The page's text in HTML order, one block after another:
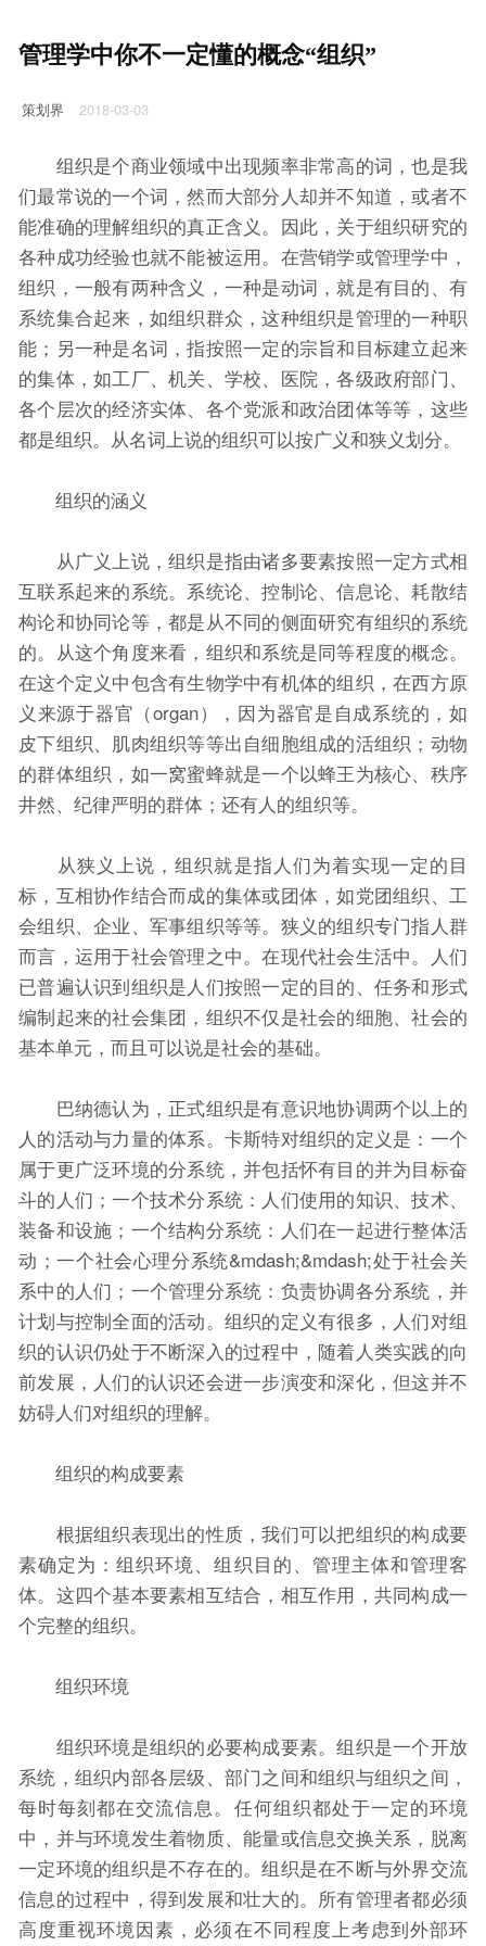
管理学中你不一定懂的概念“组织”
策划界 2018-03-03
组织是个商业领域中出现频率非常高的词，也是我
们最常说的一个词，然而大部分人却并不知道，或者不
能准确的理解组织的真正含义。因此，关于组织研究的
各种成功经验也就不能被运用。在营销学或管理学中，
组织，一般有两种含义，一种是动词，就是有目的、有
系统集合起来，如组织群众，这种组织是管理的一种职
能；另一种是名词，指按照一定的宗旨和目标建立起来
的集体，如工厂、机关、学校、医院，各级政府部门、
各个层次的经济实体、各个党派和政治团体等等，这些
都是组织。从名词上说的组织可以按广义和狭义划分。
组织的涵义
从广义上说，组织是指由诸多要素按照一定方式相
互联系起来的系统。系统论、控制论、信息论、耗散结
构论和协同论等，都是从不同的侧面研究有组织的系统
的。从这个角度来看，组织和系统是同等程度的概念。
在这个定义中包含有生物学中有机体的组织，在西方原
义来源于器官（organ），因为器官是自成系统的，如
皮下组织、肌肉组织等等出自细胞组成的活组织；动物
的群体组织，如一窝蜜蜂就是一个以蜂王为核心、秩序
井然、纪律严明的群体；还有人的组织等。
从狭义上说，组织就是指人们为着实现一定的目
标，互相协作结合而成的集体或团体，如党团组织、工
会组织、企业、军事组织等等。狭义的组织专门指人群
而言，运用于社会管理之中。在现代社会生活中。人们
已普遍认识到组织是人们按照一定的目的、任务和形式
编制起来的社会集团，组织不仅是社会的细胞、社会的
基本单元，而且可以说是社会的基础。
巴纳德认为，正式组织是有意识地协调两个以上的
人的活动与力量的体系。卡斯特对组织的定义是：一个
属于更广泛环境的分系统，并包括怀有目的并为目标奋
斗的人们；一个技术分系统：人们使用的知识、技术、
装备和设施；一个结构分系统：人们在一起进行整体活
动；一个社会心理分系统&mdash;&mdash;处于社会关
系中的人们；一个管理分系统：负责协调各分系统，并
计划与控制全面的活动。组织的定义有很多，人们对组
织的认识仍处于不断深入的过程中，随着人类实践的向
前发展，人们的认识还会进一步演变和深化，但这并不
妨碍人们对组织的理解。
组织的构成要素
根据组织表现出的性质，我们可以把组织的构成要
素确定为：组织环境、组织目的、管理主体和管理客
体。这四个基本要素相互结合，相互作用，共同构成一
个完整的组织。
组织环境
组织环境是组织的必要构成要素。组织是一个开放
系统，组织内部各层级、部门之间和组织与组织之间，
每时每刻都在交流信息。任何组织都处于一定的环境
中，并与环境发生着物质、能量或信息交换关系，脱离
一定环境的组织是不存在的。组织是在不断与外界交流
信息的过程中，得到发展和壮大的。所有管理者都必须
高度重视环境因素，必须在不同程度上考虑到外部环